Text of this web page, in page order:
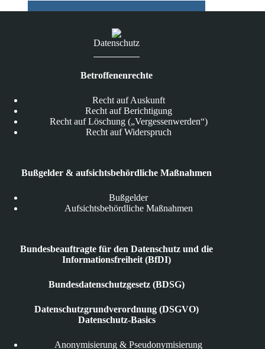
Datenschutz
Betroffenenrechte
Recht auf Auskunft
Recht auf Berichtigung
Recht auf Löschung („Vergessenwerden“)
Recht auf Widerspruch
Bußgelder & aufsichtsbehördliche Maßnahmen
Bußgelder
Aufsichtsbehördliche Maßnahmen
Bundesbeauftragte für den Datenschutz und die
Informationsfreiheit (BfDI)
Bundesdatenschutzgesetz (BDSG)
Datenschutzgrundverordnung (DSGVO)
Datenschutz-Basics
Anonymisierung & Pseudonymisierung